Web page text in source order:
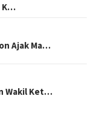
K…
Ajak Ma…
Wakil Ket…